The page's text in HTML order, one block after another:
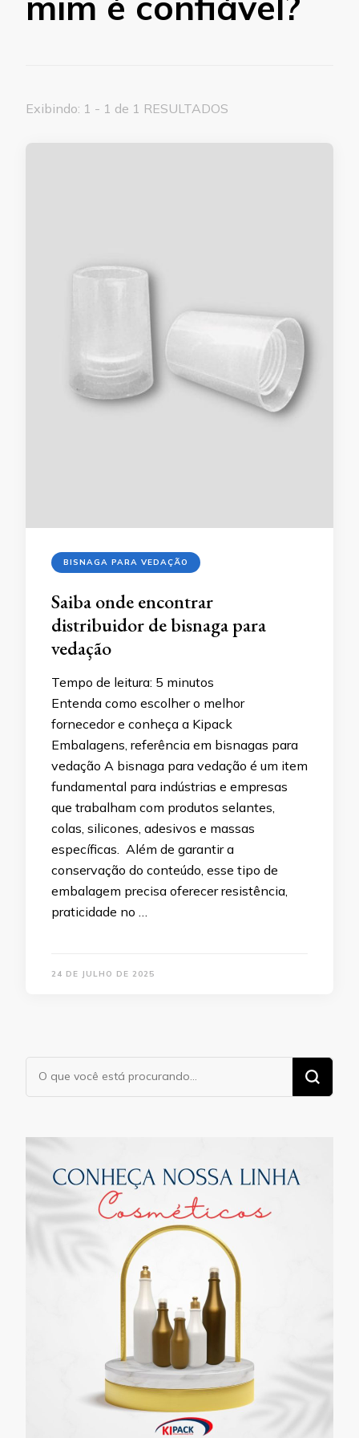
Exibindo: 1 - 1 de 1 RESULTADOS
BISNAGA PARA VEDAÇÃO
Saiba onde encontrar
distribuidor de bisnaga para
vedação
Tempo de leitura: 5 minutos
Entenda como escolher o melhor
fornecedor e conheça a Kipack
Embalagens, referência em bisnagas para
vedação A bisnaga para vedação é um item
fundamental para indústrias e empresas
que trabalham com produtos selantes,
colas, silicones, adesivos e massas
específicas. Além de garantir a
conservação do conteúdo, esse tipo de
embalagem precisa oferecer resistência,
praticidade no …
24 DE JULHO DE 2025
Procurando
algo?